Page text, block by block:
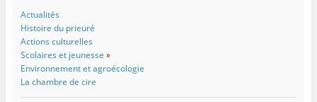
Actualités
Histoire du prieuré
Actions culturelles
Scolaires et jeunesse »
Environnement et agroécologie
La chambre de cire